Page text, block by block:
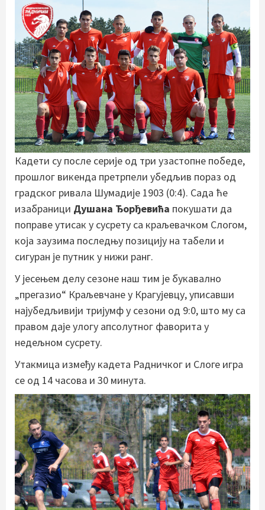
Кадети су после серије од три узастопне победе,
прошлог викенда претрпели убедљив пораз од
градског ривала Шумадије 1903 (0:4). Сада ће
изабраници Душана Ђорђевића покушати да
поправе утисак у сусрету са краљевачком Слогом,
која заузима последњу позицију на табели и
сигуран је путник у нижи ранг.
У јесењем делу сезоне наш тим је букавално
„прегазио“ Краљевчане у Крагујевцу, уписавши
најубедљивији тријумф у сезони од 9:0, што му са
правом даје улогу апсолутног фаворита у
недељном сусрету.
Утакмица између кадета Радничког и Слоге игра
се од 14 часова и 30 минута.